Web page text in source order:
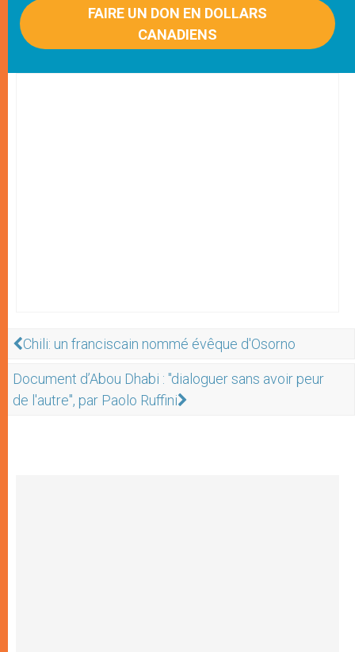
FAIRE UN DON EN DOLLARS
CANADIENS
Chili: un franciscain nommé évêque d'Osorno
Document d’Abou Dhabi : "dialoguer sans avoir peur
de l'autre", par Paolo Ruffini